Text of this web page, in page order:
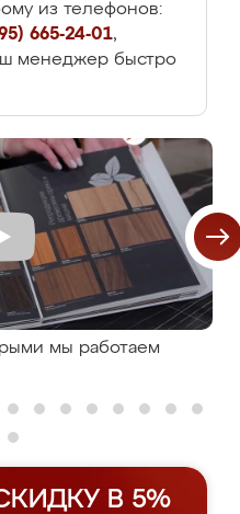
из телефонов:
665-24-01,
менеджер быстро
мы работаем
В 5%